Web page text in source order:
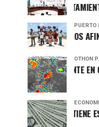
AYUNTAMIENTO DE
PUERTO
MORELOS AFINA
OTHON
SOFOCANTE EN
SE MANTIENE